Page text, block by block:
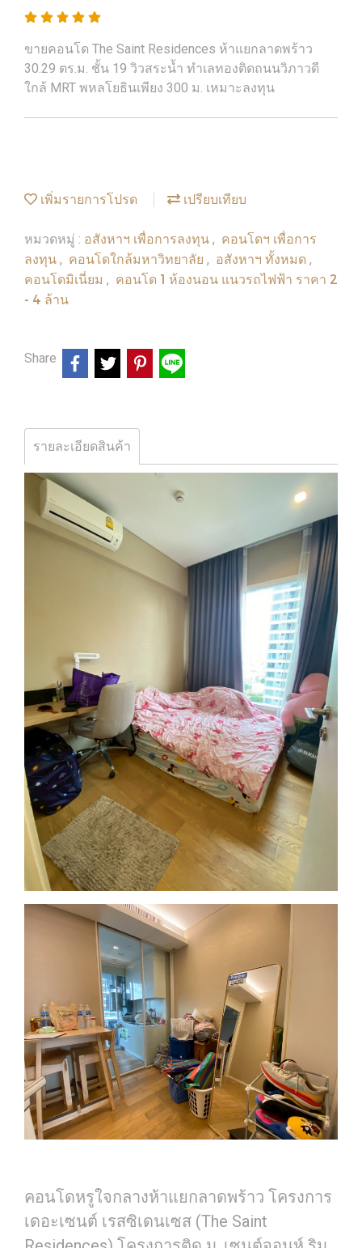
ขายคอนโด The Saint Residences ห้าแยกลาดพร้าว
30.29 ตร.ม. ชั้น 19 วิวสระน้ำ ทำเลทองติดถนนวิภาวดี
ใกล้ MRT พหลโยธินเพียง 300 ม. เหมาะลงทุน
เพิ่มรายการโปรด เปรียบเทียบ
หมวดหมู่ : อสังหาฯ เพื่อการลงทุน , คอนโดฯ เพื่อการ
ลงทุน , คอนโดใกล้มหาวิทยาลัย , อสังหาฯ ทั้งหมด ,
คอนโดมิเนี่ยม , คอนโด 1 ห้องนอน แนวรถไฟฟ้า ราคา 2
- 4 ล้าน
Share
รายละเอียดสินค้า
คอนโดหรูใจกลางห้าแยกลาดพร้าว โครงการ
เดอะเซนต์ เรสซิเดนเซส (The Saint